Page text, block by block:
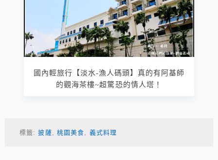
國內輕旅行【淡水-漁人碼頭】真的有阿基師
的觀海茶樓~超驚恐的情人塔！
標籤:披薩, 桃園美食, 義式料理